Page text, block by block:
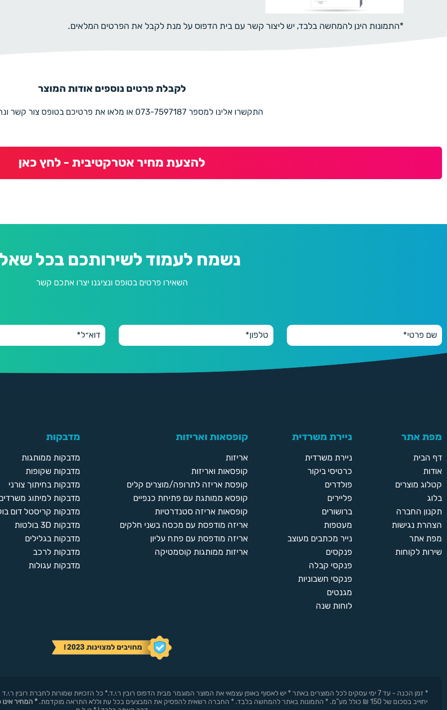
*התמונות הינן להמחשה בלבד, יש ליצור קשר עם בית הדפוס על מנת לקבל את הפרטים המלאים.
לקבלת פרטים נוספים אודות המוצר
התקשרו אלינו למספר 073-7597187 או מלאו את פרטיכם בטופס צור קשר ונחזור בהקדם
להצעת מחיר אטרקטיבית - לחץ כאן
נשמח לעמוד לשירותכם בכל
השאירו פרטים בטופס ונציגנו יצרו אתכם קשר
מפת אתר
דף הבית
אודות
קטלוג מוצרים
בלוג
תקנון החברה
הצהרת נגישות
מפת אתר
שירות לקוחות
ניירת משרדית
ניירת משרדית
כרטיסי ביקור
פולדרים
פליירים
ברושורים
מעטפות
נייר מכתבים מעוצב
פנקסים
פנקסי קבלה
פנקסי חשבוניות
מגנטים
לוחות שנה
קופסאות ואריזות
אריזות
קופסאות ואריזות
קופסת אריזה לתרופה/מוצרים קלים
קופסא ממותגת עם פתיחת כנפיים
קופסאות אריזה סטנדרטיות
אריזה מודפסת עם מכסה בשני חלקים
אריזה מודפסת עם פתח עליון
אריזות ממותגות קוסמטיקה
מדבקות
מדבקות ממותגות
מדבקות שקופות
מדבקות בחיתוך צורני
מדבקות למיתוג
מדבקות קריסטל דום
מדבקות 3D בולטות
מדבקות בגלילים
מדבקות לרכב
מדבקות עגולות
* זמן הכנה - עד 7 ימי עסקים לכל המוצרים באתר * יש לאסוף באופן עצמאי את המוצר המוגמר מבית הדפוס רובין ר.י.ד.* כל הזכויות שמורות לחברת
יחוייב בסכום של 150 ₪ כולל מע"מ. * התמונות באתר להמחשה בלבד. * החברה רשאית להפסיק את המבצעים בכל עת וללא התראה מוקדמת.
* המחיר